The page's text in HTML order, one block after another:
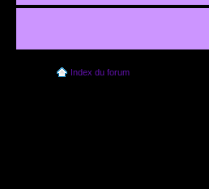
Index du forum